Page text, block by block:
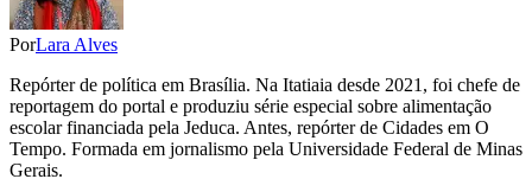
PorLara Alves
Repórter de política em Brasília. Na Itatiaia desde 2021, foi chefe de
reportagem do portal e produziu série especial sobre alimentação
escolar financiada pela Jeduca. Antes, repórter de Cidades em O
Tempo. Formada em jornalismo pela Universidade Federal de Minas
Gerais.